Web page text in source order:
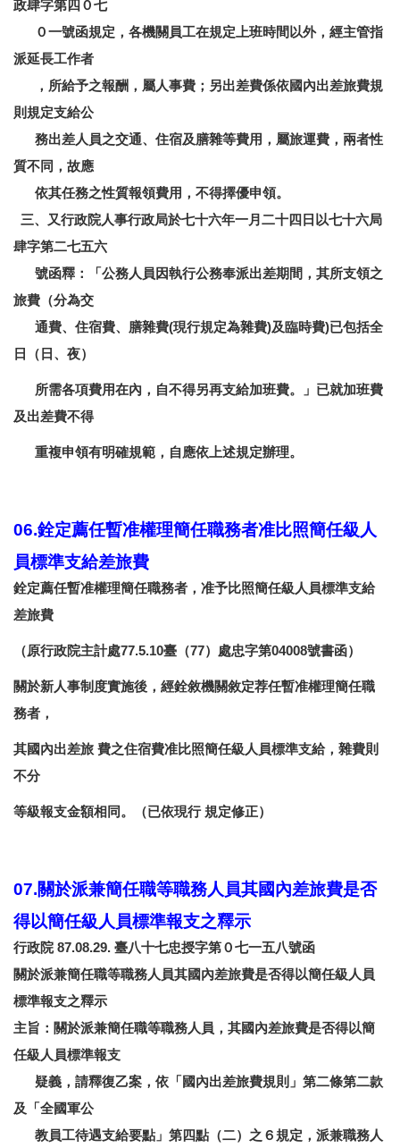
政肆字第四０七
０一號函規定，各機關員工在規定上班時間以外，經主管指
派延長工作者
，所給予之報酬，屬人事費；另出差費係依國內出差旅費規
則規定支給公
務出差人員之交通、住宿及膳雜等費用，屬旅運費，兩者性
質不同，故應
依其任務之性質報領費用，不得擇優申領。
三、又行政院人事行政局於七十六年一月二十四日以七十六局
肆字第二七五六
號函釋：「公務人員因執行公務奉派出差期間，其所支領之
旅費（分為交
通費、住宿費、膳雜費(現行規定為雜費)及臨時費)已包括全
日（日、夜）
所需各項費用在內，自不得另再支給加班費。」已就加班費
及出差費不得
重複申領有明確規範，自應依上述規定辦理。
06.銓定薦任暫准權理簡任職務者准比照簡任級人
員標準支給差旅費
銓定薦任暫准權理簡任職務者，准予比照簡任級人員標準支給
差旅費
（原行政院主計處77.5.10臺（77）處忠字第04008號書函）
關於新人事制度實施後，經銓敘機關敘定荐任暫准權理簡任職
務者，
其國內出差旅 費之住宿費准比照簡任級人員標準支給，雜費則
不分
等級報支金額相同。（已依現行 規定修正）
07.關於派兼簡任職等職務人員其國內差旅費是否
得以簡任級人員標準報支之釋示
行政院 87.08.29. 臺八十七忠授字第０七一五八號函
關於派兼簡任職等職務人員其國內差旅費是否得以簡任級人員
標準報支之釋示
主旨：關於派兼簡任職等職務人員，其國內差旅費是否得以簡
任級人員標準報支
疑義，請釋復乙案，依「國內出差旅費規則」第二條第二款
及「全國軍公
教員工待遇支給要點」第四點（二）之６規定，派兼職務人